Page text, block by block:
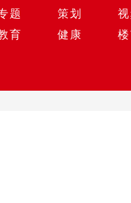
题 策划
育 健康